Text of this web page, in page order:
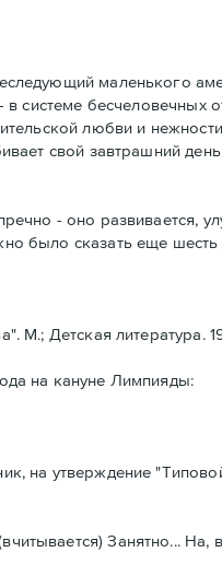
маленького
системе
любви и
свой завтрашний
- оно развивается,
было сказать еще
М.; Детская литература.
на кануне Лимпияды:
на утверждение
Занятно... На,